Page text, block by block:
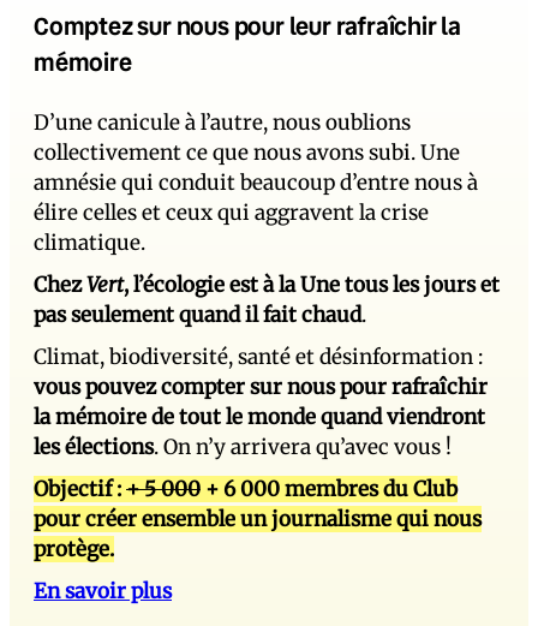
Comptez sur nous pour leur rafraîchir la
mémoire
D’une canicule à l’autre, nous oublions
collectivement ce que nous avons subi. Une
amnésie qui conduit beaucoup d’entre nous à
élire celles et ceux qui aggravent la crise
climatique.
ChezVert, l’écologie est à la Une tous les jours et
pas seulement quand il fait chaud.
Climat, biodiversité, santé et désinformation :
vous pouvez compter sur nous pour rafraîchir
la mémoire de tout le monde quand viendront
les élections. On n’y arrivera qu’avec vous !
Objectif :+ 5 000 + 6 000 membres du Club
pour créer ensemble un journalisme qui nous
protège.
En savoir plus